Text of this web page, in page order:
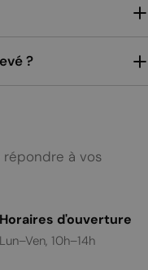
?
à vos
Horaires d'ouverture
Lun–Ven, 10h–14h